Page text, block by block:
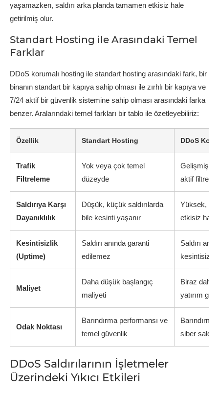
yaşamazken, saldırı arka planda tamamen etkisiz hale
getirilmiş olur.
Standart Hosting ile Arasındaki Temel
Farklar
DDoS korumalı hosting ile standart hosting arasındaki fark, bir
binanın standart bir kapıya sahip olması ile zırhlı bir kapıya ve
7/24 aktif bir güvenlik sistemine sahip olması arasındaki farka
benzer. Aralarındaki temel farkları bir tablo ile özetleyebiliriz:
Özellik Standart Hosting DDoS
Trafik
Filtreleme
Yok veya çok temel
düzeyde
Gelişmiş,
aktif
Saldırıya Karşı
Dayanıklılık
Düşük, küçük saldırılarda
bile kesinti yaşanır
Yüksek,
etkisiz hale
Kesintisizlik
(Uptime)
Saldırı anında garanti
edilemez
Saldırı
kesintisizlik
Maliyet
Daha düşük başlangıç
maliyeti
Biraz daha
yatırım
Odak Noktası
Barındırma performansı ve
temel güvenlik
siber
DDoS Saldırılarının İşletmeler
Üzerindeki Yıkıcı Etkileri